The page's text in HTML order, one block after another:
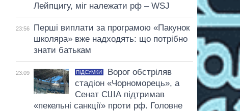
Лейпцигу, міг належати рф – WSJ
23:56
Перші виплати за програмою «Пакунок
школяра» вже надходять: що потрібно
знати батькам
23:09 ПІДСУМКИ
Ворог обстріляв
стадіон «Чорноморець», а
Сенат США підтримав
«пекельні санкції» проти рф. Головне